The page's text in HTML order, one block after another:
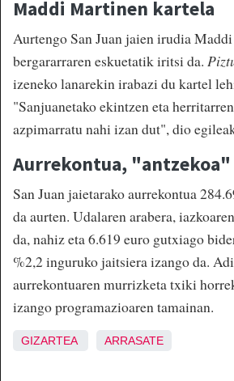
Maddi Martinen kartela
Aurtengo San Juan jaien irudia
bergararraren eskuetatik iritsi da.
izeneko lanarekin irabazi du kartel
"Sanjuanetako ekintzen eta
azpimarratu nahi izan dut", dio
Aurrekontua, "antzekoa"
San Juan jaietarako aurrekontua
da aurten. Udalaren arabera,
da, nahiz eta 6.619 euro gutxiago
%2,2 inguruko jaitsiera izango da.
aurrekontuaren murrizketa txiki
izango programazioaren tamainan.
GIZARTEA ARRASATE